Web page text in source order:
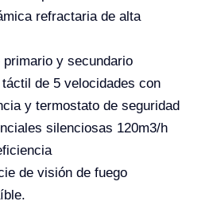
refractaria de alta
y secundario
de 5 velocidades con
y termostato de seguridad
silenciosas 120m3/h
de visión de fuego